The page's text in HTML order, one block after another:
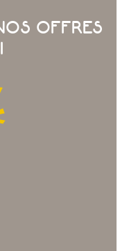
OFFRES